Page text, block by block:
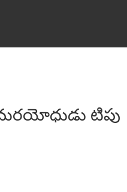
టిపు